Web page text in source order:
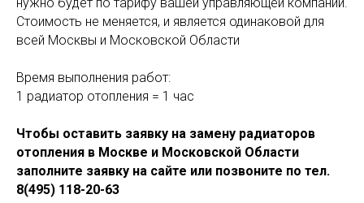
Стоимость не меняется, и является одинаковой для
всей Москвы и Московской Области
Время выполнения работ:
1 радиатор отопления = 1 час
Чтобы оставить заявку на замену радиаторов
отопления в Москве и Московской Области
заполните заявку на сайте или позвоните по тел.
8(495) 118-20-63